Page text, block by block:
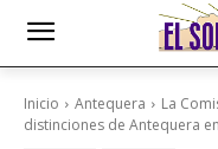
Inicio Antequera
La
distinciones de Antequera